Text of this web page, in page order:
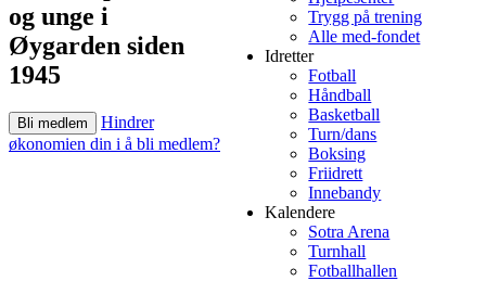
og unge i
Øygarden siden
1945
Bli medlem
Hindrer
økonomien din i å bli medlem?
Trygg på trening
Alle med-fondet
Idretter
Fotball
Håndball
Basketball
Turn/dans
Boksing
Friidrett
Innebandy
Kalendere
Sotra Arena
Turnhall
Fotballhallen